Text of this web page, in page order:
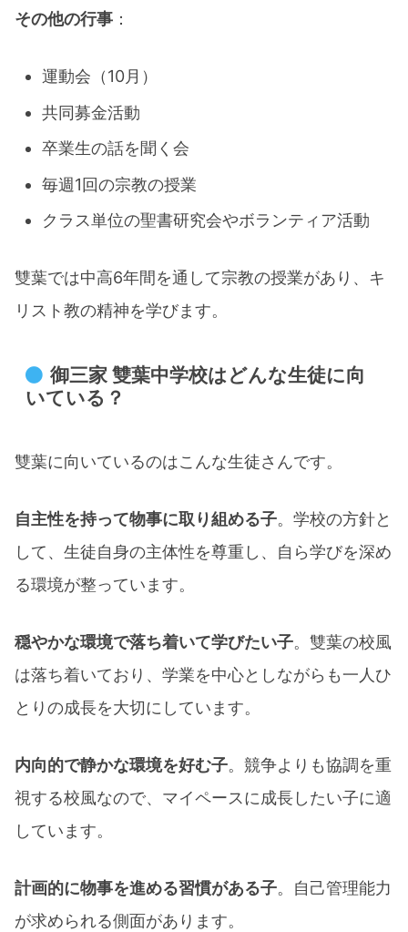
その他の行事 ：
運動会（10月）
共同募金活動​
卒業生の話を聞く会
毎週1回の宗教の授業​
クラス単位の聖書研究会やボランティア活動​
雙葉では中高6年間を通して宗教の授業があり、キ
リスト教の精神を学びます。
​御三家 雙葉中学校はどんな生徒に向
いている？
雙葉に向いているのはこんな生徒さんです。
自主性を持って物事に取り組める子。学校の方針と
して、生徒自身の主体性を尊重し、自ら学びを深め
る環境が整っています。​
穏やかな環境で落ち着いて学びたい子。雙葉の校風
は落ち着いており、学業を中心としながらも一人ひ
とりの成長を大切にしています。​
内向的で静かな環境を好む子。競争よりも協調を重
視する校風なので、マイペースに成長したい子に適
しています。
計画的に物事を進める習慣がある子。自己管理能力
が求められる側面があります。​